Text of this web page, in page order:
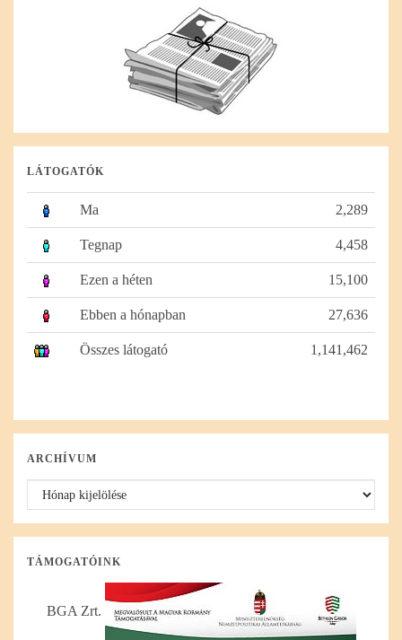
LÁTOGATÓK
Ma 2,289
Tegnap 4,458
Ezen a héten 15,100
Ebben a hónapban 27,636
Összes látogató 1,141,462
ARCHÍVUM
Archívum
TÁMOGATÓINK
BGA Zrt.